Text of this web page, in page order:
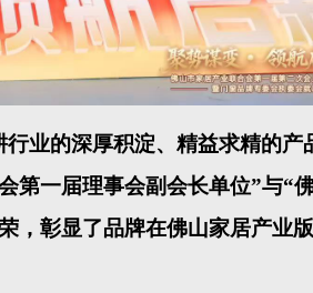
业的深厚积淀、精益求精的产
第一届理事会副会长单位”与“
，彰显了品牌在佛山家居产业